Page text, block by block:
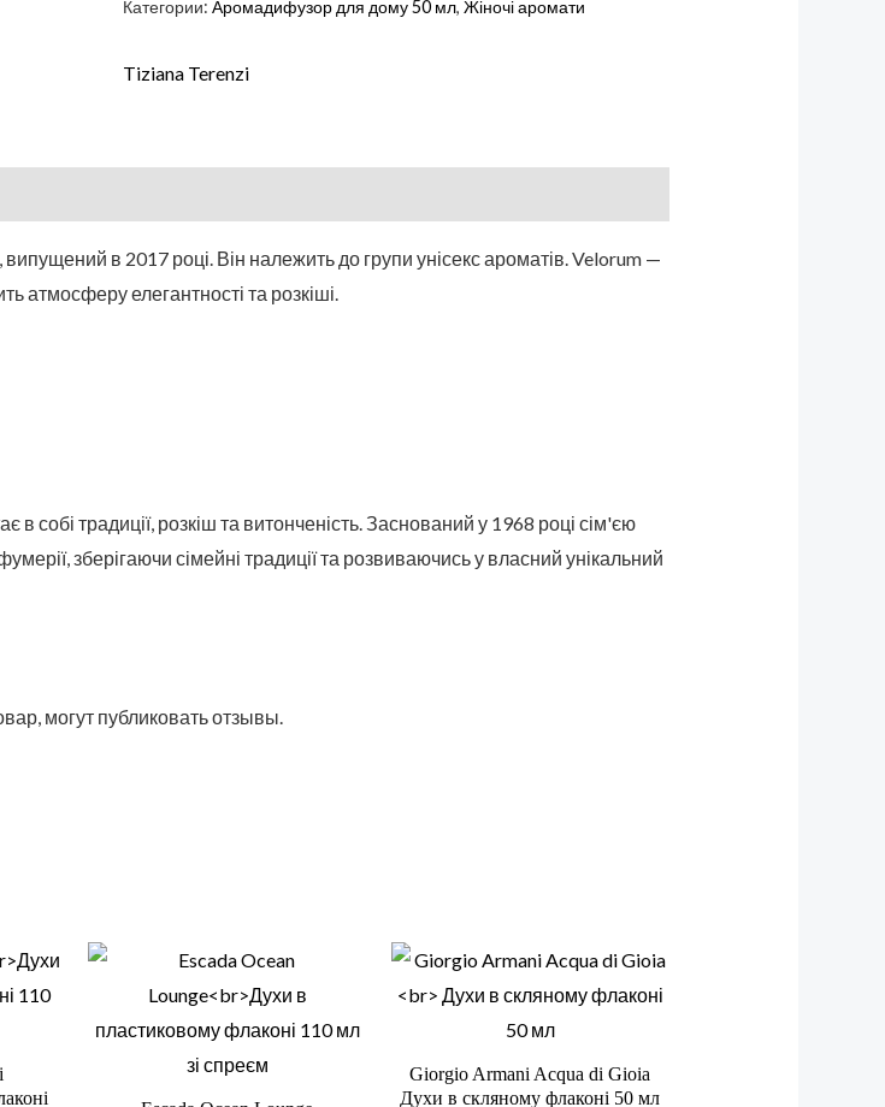
Категории:Аромадифузор для дому 50 мл,Жіночі аромати
Tiziana Terenzi
в 2017 році. Він належить до групи унісекс ароматів. Velorum —
атмосферу елегантності та розкіші.
в собі традиції, розкіш та витонченість. Заснований у 1968 році сім'єю
зберігаючи сімейні традиції та розвиваючись у власний унікальний
могут публиковать отзывы.
Giorgio Armani Acqua di Gioia
Духи в скляному флаконі 50 мл